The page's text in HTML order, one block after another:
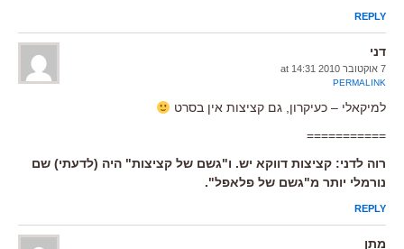
REPLY
דני
7 אוקטובר 2010 at 14:31
PERMALINK
למיקאלי – כעיקרון, גם קציצות אין בסרט
===========
רוה לדני: קציצות דווקא יש. ו"גשם של קציצות" היה (לדעתי) שם
נורמלי יותר מ"גשם של פלאפל".
REPLY
מתן